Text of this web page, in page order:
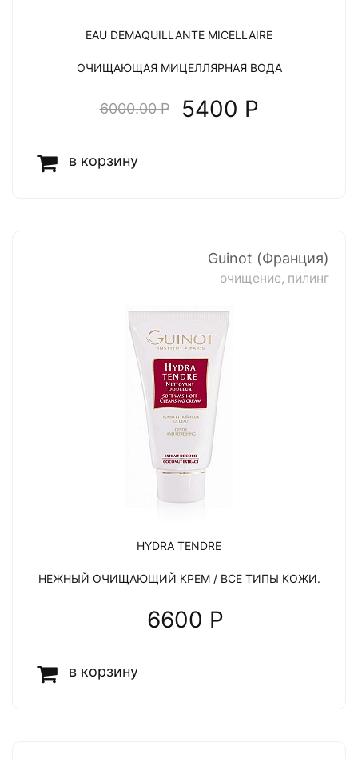
EAU DEMAQUILLANTE MICELLAIRE
ОЧИЩАЮЩАЯ МИЦЕЛЛЯРНАЯ ВОДА
6000.00 P 5400 P
в корзину
Guinot (Франция)
очищение, пилинг
HYDRA TENDRE
НЕЖНЫЙ ОЧИЩАЮЩИЙ КРЕМ / ВСЕ ТИПЫ КОЖИ.
6600 P
в корзину